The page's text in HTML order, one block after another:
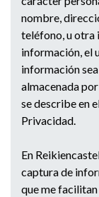
nombre,
teléfono, u otra
información, el
información
almacenada por
se describe en
Privacidad.
En
captura de
que me